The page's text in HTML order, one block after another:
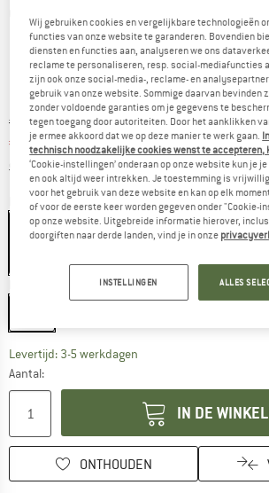
Oorspronkelijke prijs :
€ 129,95
Prijs:
€ 64,98 incl. BTW
excl. VerzendkostenInformatie over de
Kleur:Black
Levertijd: 3-5 werkdagen
Aantal:
IN DE
ONTHOUDEN
Wij gebruiken cookies en vergelijkbare technologieën
functies van onze website te garanderen. Bovendien
diensten en functies aan, analyseren we ons
reclame te personaliseren, resp. social-mediafuncties
zijn ook onze social-media-, reclame- en
gebruik van onze website. Sommige daarvan bevinden
zonder voldoende garanties om je gegevens te
tegen toegang door autoriteiten. Door het aanklikken
je ermee akkoord dat we op deze manier te werk gaan.
technisch noodzakelijke cookies wenst te accepteren,
‘Cookie-instellingen’ onderaan op onze website kun je
en ook altijd weer intrekken. Je toestemming is
voor het gebruik van deze website en kan op elk
of voor de eerste keer worden gegeven onder "Cookie-
op onze website. Uitgebreide informatie hierover,
doorgiften naar derde landen, vind je in onze
INSTELLINGEN ALLES